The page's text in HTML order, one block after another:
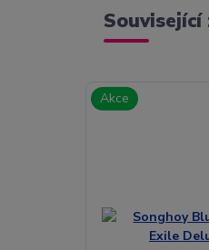
Související
Akce